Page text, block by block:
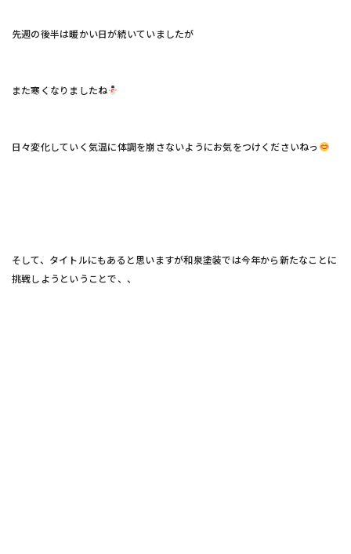
先週の後半は暖かい日が続いていましたが
また寒くなりましたね
日々変化していく気温に体調を崩さないようにお気をつけくださいねっ
そして、タイトルにもあると思いますが和泉塗装では今年から新たなことに
挑戦しようということで、、